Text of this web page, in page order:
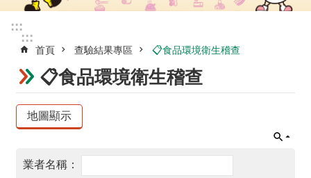
業
者
登
區
:::
:::
首頁 查驗結果專區 📋食品環境衛生稽查
📋食品環境衛生稽查